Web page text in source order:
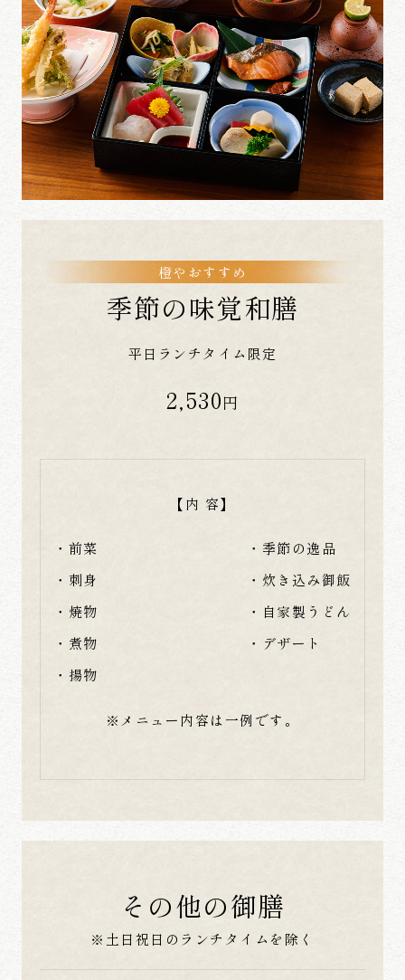
橙やおすすめ
季節の味覚和膳
平日ランチタイム限定
2,530円
【内 容】
・前菜
・刺身
・焼物
・煮物
・揚物
・季節の逸品
・炊き込み御飯
・自家製うどん
・デザート
※メニュー内容は一例です。
その他の御膳
※土日祝日のランチタイムを除く